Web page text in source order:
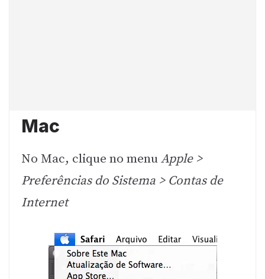
Mac
No Mac, clique no menuApple >
Preferências do Sistema > Contas de
Internet